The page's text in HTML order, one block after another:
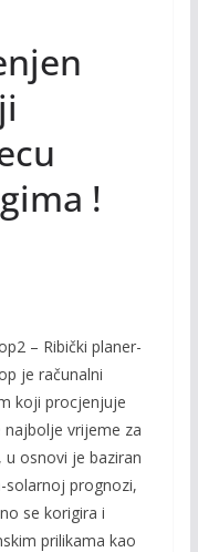
!
– Ribički planer-
je računalni
koji procjenjuje
najbolje vrijeme za
u osnovi je baziran
solarnoj prognozi,
se korigira i
prilikama kao